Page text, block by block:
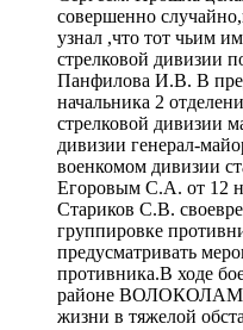
совершенно
узнал ,что тот чьим
стрелковой дивизии
Панфилова И.В. В
начальника 2
стрелковой дивизии
дивизии генерал-
военкомом дивизии
Егоровым С.А. от 12
Стариков С.В.
группировке
предусматривать
противника.В ходе
районе
жизни в тяжелой